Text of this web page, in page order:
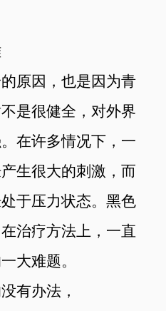
原因，也是因为青
是很健全，对外界
在许多情况下，一
生很大的刺激，而
于压力状态。黑色
治疗方法上，一直
大难题。
有办法，